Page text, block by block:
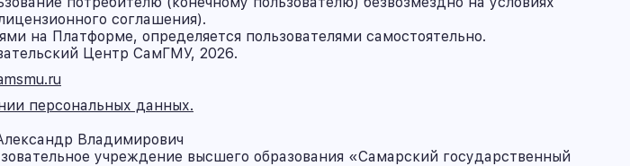
соглашения).
на Платформе, определяется пользователями самостоятельно.
Центр СамГМУ, 2026.
персональных данных.
Владимирович
учреждение высшего образования «Самарский государственный